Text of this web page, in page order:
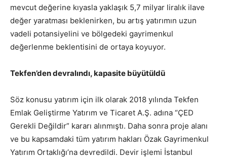
mevcut değerine kıyasla yaklaşık 5,7 milyar liralık ilave
değer yaratması beklenirken, bu artış yatırımın uzun
vadeli potansiyelini ve bölgedeki gayrimenkul
değerlenme beklentisini de ortaya koyuyor.
Tekfen’den devralındı, kapasite büyütüldü
Söz konusu yatırım için ilk olarak 2018 yılında Tekfen
Emlak Geliştirme Yatırım ve Ticaret A.Ş. adına “ÇED
Gerekli Değildir” kararı alınmıştı. Daha sonra proje alanı
ve bu kapsamdaki tüm yatırım hakları Özak Gayrimenkul
Yatırım Ortaklığı’na devredildi. Devir işlemi İstanbul